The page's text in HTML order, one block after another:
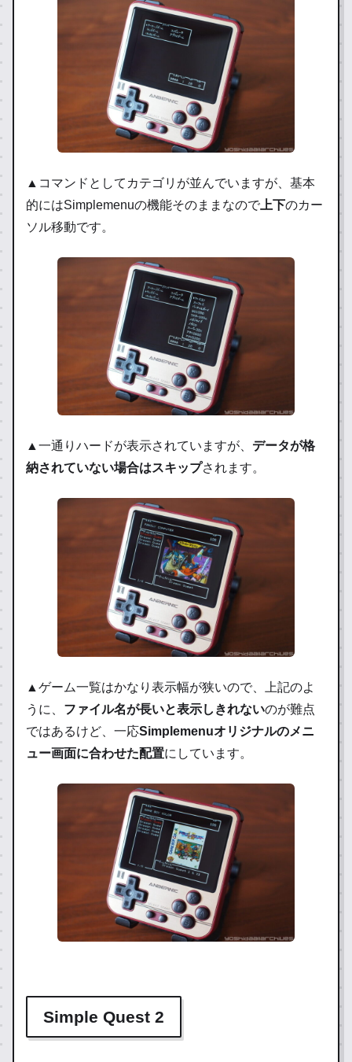
▲コマンドとしてカテゴリが並んでいますが、基本
的にはSimplemenuの機能そのままなので上下のカー
ソル移動です。
▲一通りハードが表示されていますが、 データが格
納されていない場合はスキップされます。
▲ゲーム一覧はかなり表示幅が狭いので、上記のよ
うに、 ファイル名が長いと表示しきれないのが難点
ではあるけど、一応Simplemenuオリジナルのメニ
ュー画面に合わせた配置にしています。
Simple Quest 2